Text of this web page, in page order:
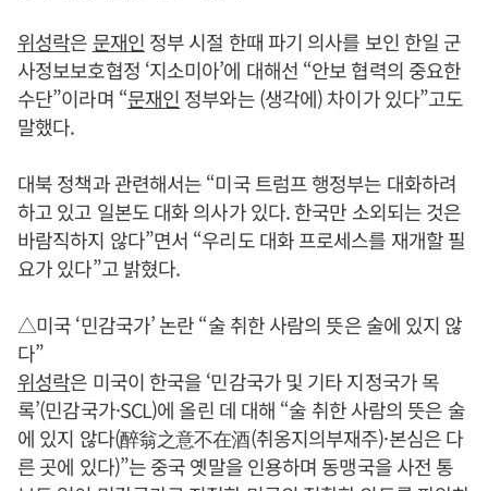
위성락은 문재인 정부 시절 한때 파기 의사를 보인 한일 군
사정보보호협정 ‘지소미아’에 대해선 “안보 협력의 중요한
수단”이라며 “문재인 정부와는 (생각에) 차이가 있다”고도
말했다.
대북 정책과 관련해서는 “미국 트럼프 행정부는 대화하려
하고 있고 일본도 대화 의사가 있다. 한국만 소외되는 것은
바람직하지 않다”면서 “우리도 대화 프로세스를 재개할 필
요가 있다”고 밝혔다.
△미국 ‘민감국가’ 논란 “술 취한 사람의 뜻은 술에 있지 않
다”
위성락은 미국이 한국을 ‘민감국가 및 기타 지정국가 목
록’(민감국가·SCL)에 올린 데 대해 “술 취한 사람의 뜻은 술
에 있지 않다(醉翁之意不在酒(취옹지의부재주)·본심은 다
른 곳에 있다)”는 중국 옛말을 인용하며 동맹국을 사전 통